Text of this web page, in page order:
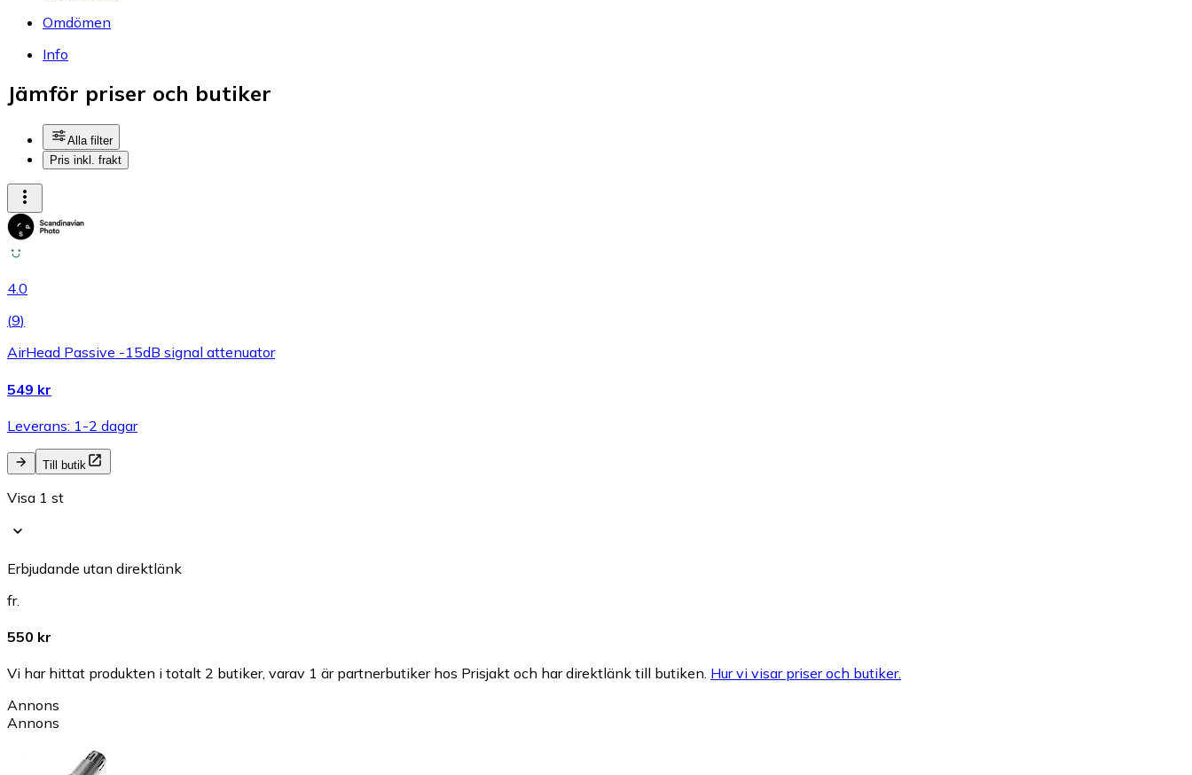
Omdömen
Info
Jämför priser och butiker
Alla filter
Pris inkl. frakt
4.0
(9)
AirHead Passive -15dB signal attenuator
549 kr
Leverans: 1-2 dagar
Till butik
Visa 1 st
Erbjudande utan direktlänk
fr.
550 kr
Vi har hittat produkten i totalt 2 butiker, varav 1 är partnerbutiker hos Prisjakt och har direktlänk till butiken. Hur vi visar priser och butiker.
Annons
Annons